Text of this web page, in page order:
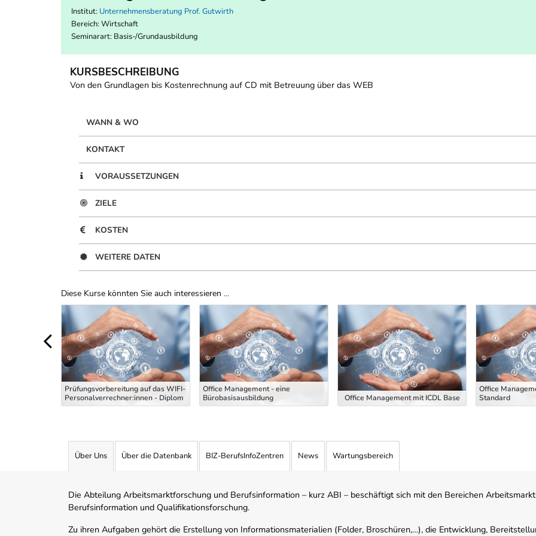
Institut: Unternehmensberatung Prof. Gutwirth
Bereich: Wirtschaft
Seminarart: Basis-/Grundausbildung
KURSBESCHREIBUNG
Von den Grundlagen bis Kostenrechnung auf CD mit Betreuung über das WEB
WANN & WO
KONTAKT
VORAUSSETZUNGEN
ZIELE
KOSTEN
WEITERE DATEN
Diese Kurse könnten Sie auch interessieren ...
Uber Weiterbildungsvorschläge
Prüfungsvorbereitung auf das WIFI-
Personalverrechner:innen - Diplom
Office Management - eine
Bürobasisausbildung
Office Management mit ICDL Base
Office
Standard
Über Uns Über die Datenbank BIZ-BerufsInfoZentren News Wartungsbereich
Die Abteilung Arbeitsmarktforschung und Berufsinformation – kurz ABI – beschäftigt sich mit den Bereichen
Berufsinformation und Qualifikationsforschung.
Zu ihren Aufgaben gehört die Erstellung von Informationsmaterialien (Folder, Broschüren,…), die Entwicklung,